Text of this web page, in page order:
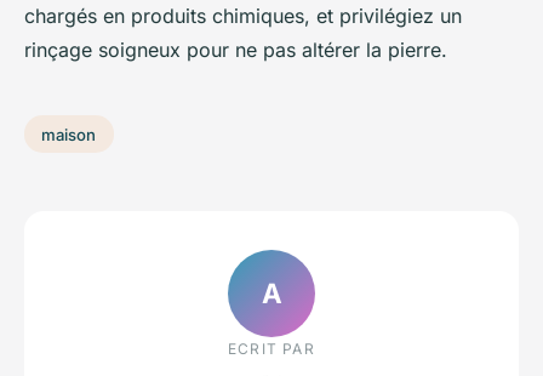
chargés en produits chimiques, et privilégiez un
rinçage soigneux pour ne pas altérer la pierre.
maison
A
ECRIT PAR